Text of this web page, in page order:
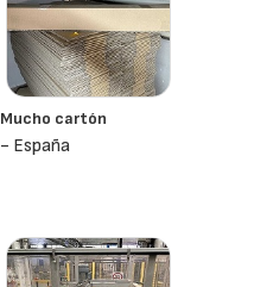
Mucho cartón
- España